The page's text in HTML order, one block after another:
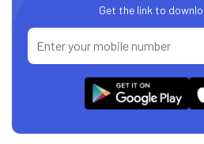
Get the link to